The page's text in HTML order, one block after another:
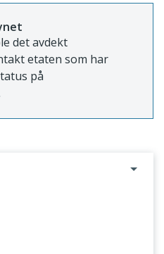
det avdekt
etaten som har
på